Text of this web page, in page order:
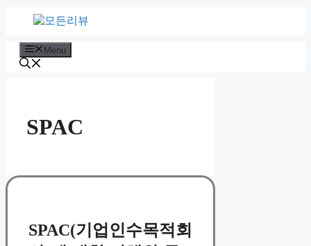
Menu
SPAC
SPAC(기업인수목적회